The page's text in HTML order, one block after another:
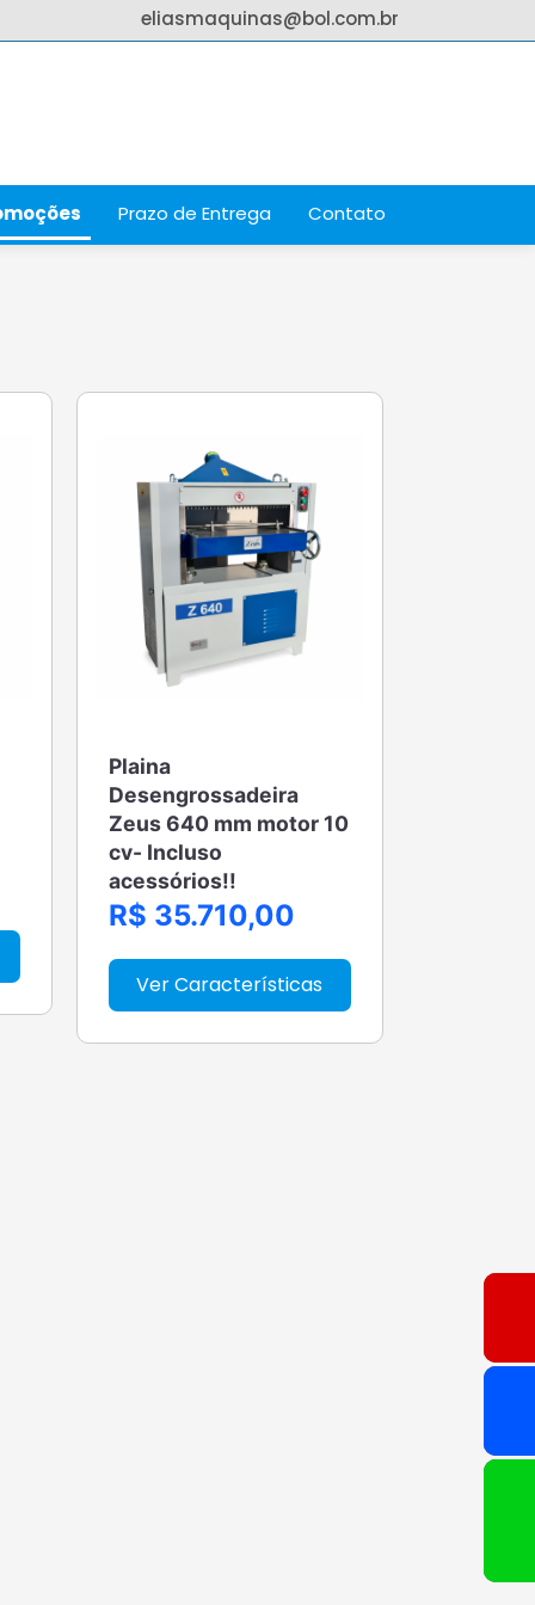
eliasmaquinas@bol.com.br
Prazo de Entrega Contato
Plaina
Desengrossadeira
Zeus 640 mm motor 10
cv- Incluso
acessórios!!
R$ 35.710,00
Ver Características